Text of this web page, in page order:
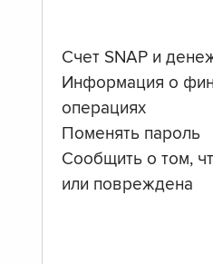
Счет SNAP и
Информация о
операциях
Поменять пароль
Сообщить о том,
или повреждена